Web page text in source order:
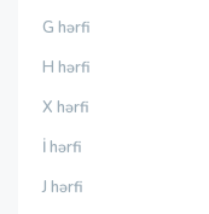
G hərfi
H hərfi
X hərfi
İ hərfi
J hərfi